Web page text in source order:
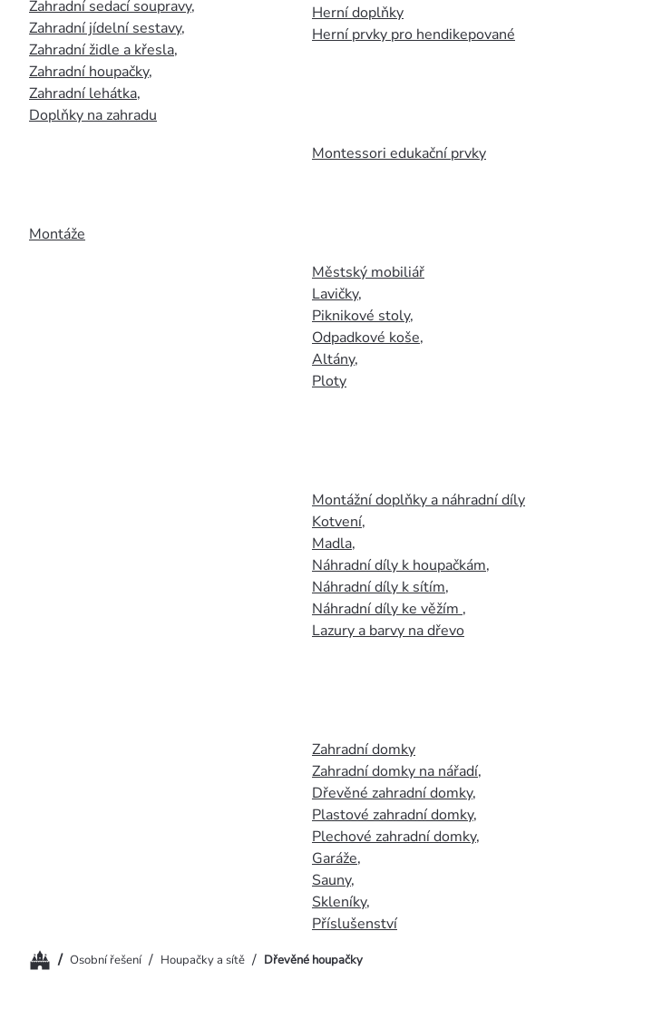
Zahradní sedací soupravy,
Zahradní jídelní sestavy,
Zahradní židle a křesla,
Zahradní houpačky,
Zahradní lehátka,
Doplňky na zahradu
Montáže
Herní doplňky
Herní prvky pro hendikepované
Montessori edukační prvky
Městský mobiliář
Lavičky,
Piknikové stoly,
Odpadkové koše,
Altány,
Ploty
Montážní doplňky a náhradní díly
Kotvení,
Madla,
Náhradní díly k houpačkám,
Náhradní díly k sítím,
Náhradní díly ke věžím ,
Lazury a barvy na dřevo
Zahradní domky
Zahradní domky na nářadí,
Dřevěné zahradní domky,
Plastové zahradní domky,
Plechové zahradní domky,
Garáže,
Sauny,
Skleníky,
Příslušenství
Domů/ Osobní řešení / Houpačky a sítě / Dřevěné houpačky